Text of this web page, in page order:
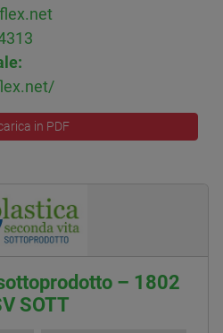
in PDF
– 1802
SOTT